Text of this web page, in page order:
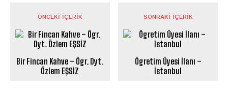
ÖNCEKI İÇERIK
Bir Fincan Kahve – Ögr. Dyt.
Özlem EŞSİZ
SONRAKI İÇERIK
Ögretim Üyesi İlanı –
İstanbul